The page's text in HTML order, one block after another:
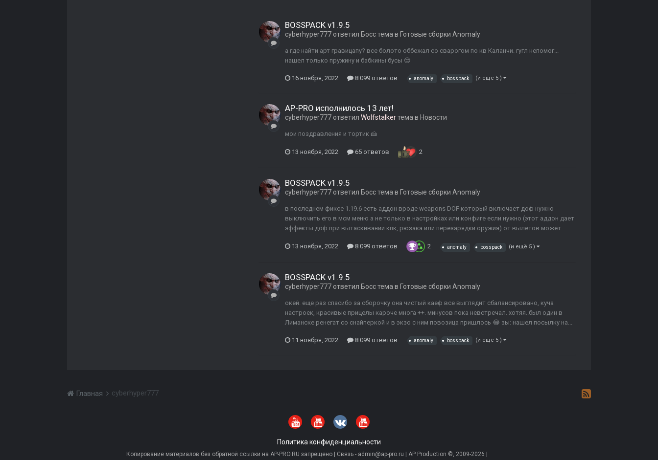
BOSSPACK v1.9.5
cyberhyper777 ответил Босстема в Готовые сборки Anomaly
а где найти арт гравицапу? все болото оббежал со сварогом по кв Каланчи. гугл непомог...
нашел только пружину и бабкины бусы 😔
16 ноября, 2022 8 099 ответов anomaly bosspack (и ещё 5 )
AP-PRO исполнилось 13 лет!
cyberhyper777 ответил Wolfstalkerтема в Новости
мои поздравления и тортик 🍰
13 ноября, 2022 65 ответов 2
BOSSPACK v1.9.5
cyberhyper777 ответил Босстема в Готовые сборки Anomaly
в последнем фиксе 1.19.6 есть аддон вроде weapons DOF который включает доф нужно
выключить его в мсм меню а не только в настройках или конфиге если нужно (этот аддон дает
эффекты доф при вытаскивании кпк, рюзака или перезарядки оружия) от вылетов может...
13 ноября, 2022 8 099 ответов 2 anomaly bosspack (и ещё 5 )
BOSSPACK v1.9.5
cyberhyper777 ответил Босстема в Готовые сборки Anomaly
окей. еще раз спасибо за сборочку она чистый каеф все выглядит сбалансировано, куча
настроек, красивые прицелы кароче многа ++. минусов пока невстречал. хотяя..был один в
Лиманске ренегат со снайперкой и в экзо с ним повозица пришлось 😂 зы: нашел посылку на...
11 ноября, 2022 8 099 ответов anomaly bosspack (и ещё 5 )
Главная cyberhyper777
Политика конфиденциальности
Копирование материалов без обратной ссылки на AP-PRO.RU запрещено | Связь - admin@ap-pro.ru | AP Production ©, 2009-2026 |